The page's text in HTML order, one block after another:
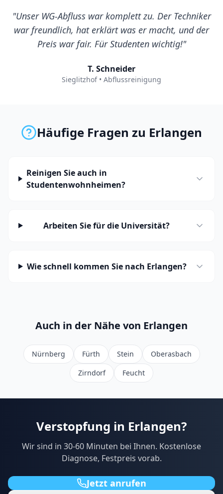
"Unser WG-Abfluss war komplett zu. Der Techniker
war freundlich, hat erklärt was er macht, und der
Preis war fair. Für Studenten wichtig!"
T. Schneider
Sieglitzhof• Abflussreinigung
Häufige Fragen zu Erlangen
Reinigen Sie auch in
Studentenwohnheimen?
Arbeiten Sie für die Universität?
Wie schnell kommen Sie nach Erlangen?
Auch in der Nähe von Erlangen
Nürnberg Fürth Stein
Oberasbach
Zirndorf
Feucht
Verstopfung in Erlangen?
Wir sind in 30-60 Minuten bei Ihnen. Kostenlose
Diagnose, Festpreis vorab.
Jetzt anrufen